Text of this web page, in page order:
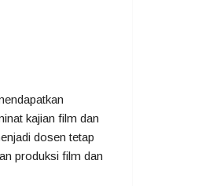
kajian film dan
dosen tetap
produksi film dan